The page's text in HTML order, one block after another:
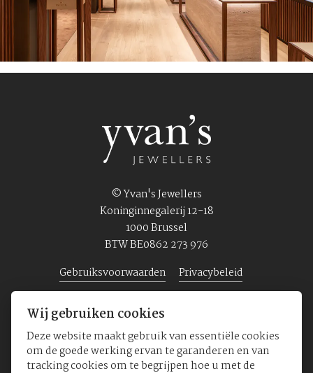
© Yvan's Jewellers
Koninginnegalerij 12-18
1000 Brussel
BTW BE0862 273 976
Gebruiksvoorwaarden
Privacybeleid
Home Juwelen Horloges Over ons
Wij gebruiken cookies
Deze website maakt gebruik van essentiële cookies
om de goede werking ervan te garanderen en van
tracking cookies om te begrijpen hoe u met de